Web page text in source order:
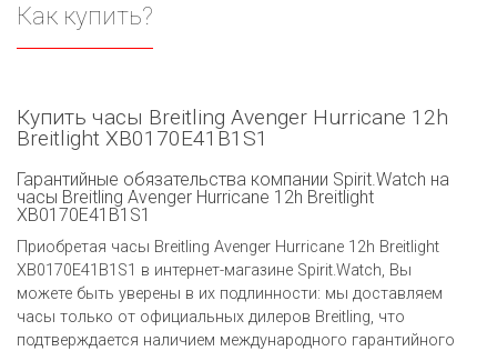
Как купить?
Купить часы Breitling Avenger Hurricane 12h
Breitlight XB0170E41B1S1
Гарантийные обязательства компании Spirit.Watch на
часы Breitling Avenger Hurricane 12h Breitlight
XB0170E41B1S1
Приобретая часы Breitling Avenger Hurricane 12h Breitlight
XB0170E41B1S1 в интернет-магазине Spirit.Watch, Вы
можете быть уверены в их подлинности: мы доставляем
часы только от официальных дилеров Breitling, что
подтверждается наличием международного гарантийного